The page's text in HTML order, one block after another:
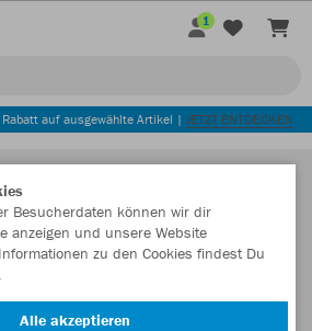
1
auf ausgewählte Artikel | JETZT ENTDECKEN
Besucherdaten können wir dir
anzeigen und unsere Website
zu den Cookies findest Du
Alle akzeptieren